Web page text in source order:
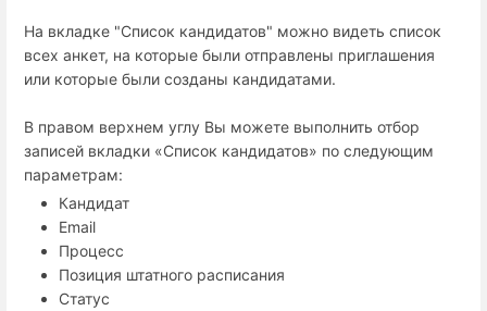
На вкладке "Список кандидатов" можно видеть список
всех анкет, на которые были отправлены приглашения
или которые были созданы кандидатами.
В правом верхнем углу Вы можете выполнить отбор
записей вкладки «Список кандидатов» по следующим
параметрам:
Кандидат
Email
Процесс
Позиция штатного расписания
Статус